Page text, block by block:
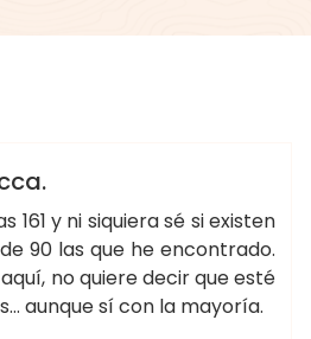
WICCA ☽✪☾
161 y ni siquiera sé si existen
90 las que he encontrado.
no quiere decir que esté
aunque sí con la mayoría.